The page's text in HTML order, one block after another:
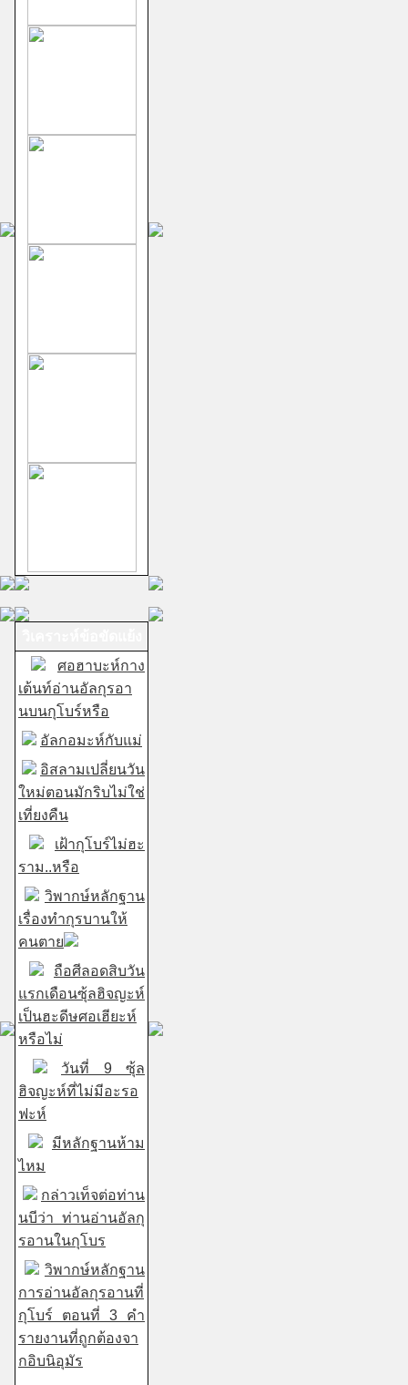
ศอฮาบะห์กาง
เต้นท์อ่านอัลกุรอา
นบนกุโบร์หรือ
อัลกอมะห์กับแม่
อิสลามเปลี่ยนวัน
ใหม่ตอนมักริบไม่ใช่
เที่ยงคืน
เฝ้ากุโบร์ไม่ฮะ
ราม..หรือ
วิพากษ์หลักฐาน
เรื่องทำกุรบานให้
คนตาย
ถือศีลอดสิบวัน
แรกเดือนซุ้ลฮิจญะห์
เป็นฮะดีษศอเฮียะห์
หรือไม่
วันที่ 9 ซุ้ล
ฮิจญะห์ที่ไม่มีอะรอ
ฟะห์
มีหลักฐานห้าม
ไหม
กล่าวเท็จต่อท่าน
นบีว่า ท่านอ่านอัลกุ
รอานในกุโบร
วิพากษ์หลักฐาน
การอ่านอัลกุรอานที่
กุโบร์ ตอนที่ 3 คำ
รายงานที่ถูกต้องจา
กอิบนิอุมัร